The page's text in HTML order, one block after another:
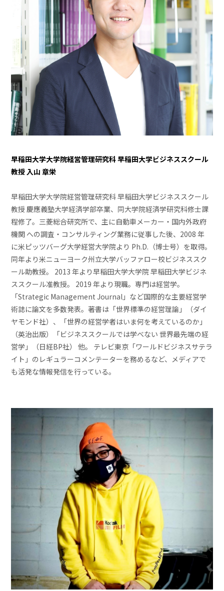
早稲田大学大学院経営管理研究科 早稲田大学ビジネススクール
教授 入山 章栄
早稲田大学大学院経営管理研究科 早稲田大学ビジネススクール
教授 慶應義塾大学経済学部卒業、同大学院経済学研究科修士課
程修了。三菱総合研究所で、主に自動車メーカー・国内外政府
機関 への調査・コンサルティング業務に従事した後、2008 年
に米ピッツバーグ大学経営大学院より Ph.D.（博士号）を取得。
同年より米ニューヨーク州立大学バッファロー校ビジネススク
ール助教授。 2013 年より早稲田大学大学院 早稲田大学ビジネ
ススクール准教授。 2019 年より現職。専門は経営学。
「Strategic Management Journal」など国際的な主要経営学
術誌に論文を多数発表。著書は「世界標準の経営理論」（ダイ
ヤモンド社）、「世界の経営学者はいま何を考えているのか」
（英治出版）「ビジネススクールでは学べない 世界最先端の経
営学」（日経BP社） 他。 テレビ東京「ワールドビジネスサテラ
イト」のレギュラーコメンテーターを務めるなど、メディアで
も活発な情報発信を行っている。